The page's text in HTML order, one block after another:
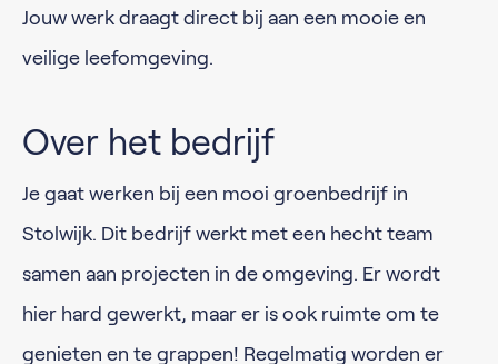
Jouw werk draagt direct bij aan een mooie en
veilige leefomgeving.
Over het bedrijf
Je gaat werken bij een mooi groenbedrijf in
Stolwijk. Dit bedrijf werkt met een hecht team
samen aan projecten in de omgeving. Er wordt
hier hard gewerkt, maar er is ook ruimte om te
genieten en te grappen! Regelmatig worden er